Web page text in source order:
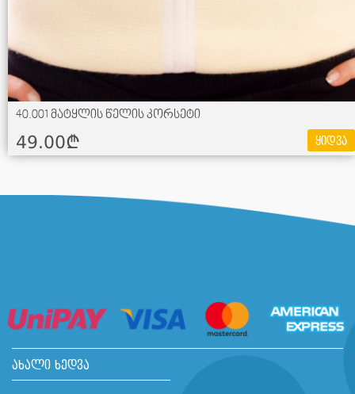
40.001 მატყლის წელის კორსეტი
49.00¢ ყიდვა
ახალი ხედვა